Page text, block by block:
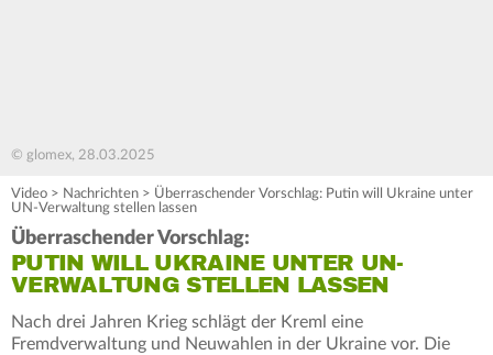
© glomex, 28.03.2025
Video > Nachrichten > Überraschender Vorschlag: Putin will Ukraine unter
UN-Verwaltung stellen lassen
Überraschender Vorschlag:
PUTIN WILL UKRAINE UNTER UN-
VERWALTUNG STELLEN LASSEN
Nach drei Jahren Krieg schlägt der Kreml eine
Fremdverwaltung und Neuwahlen in der Ukraine vor. Die